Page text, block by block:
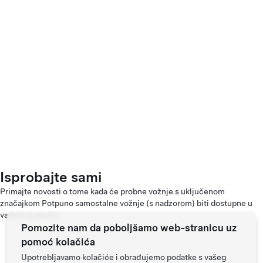
Isprobajte sami
Primajte novosti o tome kada će probne vožnje s uključenom
značajkom Potpuno samostalne vožnje (s nadzorom) biti dostupne u
vašem području.
Pomozite nam da poboljšamo web-stranicu uz
pomoć kolačića
Upotrebljavamo kolačiće i obrađujemo podatke s vašeg